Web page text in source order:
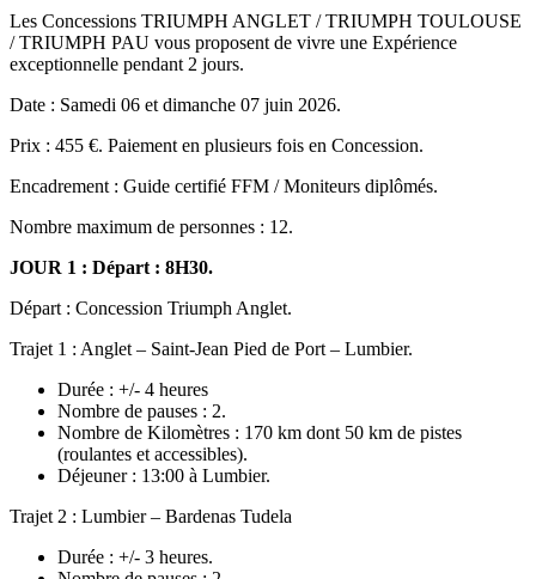
Les Concessions TRIUMPH ANGLET / TRIUMPH TOULOUSE
/ TRIUMPH PAU vous proposent de vivre une Expérience
exceptionnelle pendant 2 jours.
Date : Samedi 06 et dimanche 07 juin 2026.
Prix : 455 €. Paiement en plusieurs fois en Concession.
Encadrement : Guide certifié FFM / Moniteurs diplômés.
Nombre maximum de personnes : 12.
JOUR 1 : Départ : 8H30.
Départ : Concession Triumph Anglet.
Trajet 1 : Anglet – Saint-Jean Pied de Port – Lumbier.
Durée : +/- 4 heures
Nombre de pauses : 2.
Nombre de Kilomètres : 170 km dont 50 km de pistes
(roulantes et accessibles).
Déjeuner : 13:00 à Lumbier.
Trajet 2 : Lumbier – Bardenas Tudela
Durée : +/- 3 heures.